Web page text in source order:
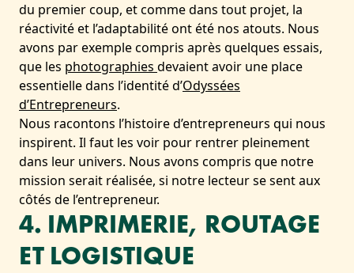
du premier coup, et comme dans tout projet, la
réactivité et l’adaptabilité ont été nos atouts. Nous
avons par exemple compris après quelques essais,
que les photographies devaient avoir une place
essentielle dans l’identité d’Odyssées
d’Entrepreneurs.
Nous racontons l’histoire d’entrepreneurs qui nous
inspirent. Il faut les voir pour rentrer pleinement
dans leur univers. Nous avons compris que notre
mission serait réalisée, si notre lecteur se sent aux
côtés de l’entrepreneur.
4. IMPRIMERIE, ROUTAGE
ET LOGISTIQUE